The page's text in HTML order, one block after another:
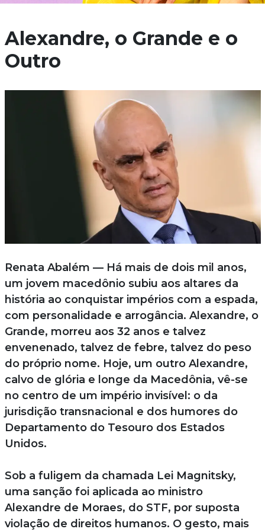
Alexandre, o Grande e o
Outro
Renata Abalém — Há mais de dois mil anos,
um jovem macedônio subiu aos altares da
história ao conquistar impérios com a espada,
com personalidade e arrogância. Alexandre, o
Grande, morreu aos 32 anos e talvez
envenenado, talvez de febre, talvez do peso
do próprio nome. Hoje, um outro Alexandre,
calvo de glória e longe da Macedônia, vê-se
no centro de um império invisível: o da
jurisdição transnacional e dos humores do
Departamento do Tesouro dos Estados
Unidos.
Sob a fuligem da chamada Lei Magnitsky,
uma sanção foi aplicada ao ministro
Alexandre de Moraes, do STF, por suposta
violação de direitos humanos. O gesto, mais